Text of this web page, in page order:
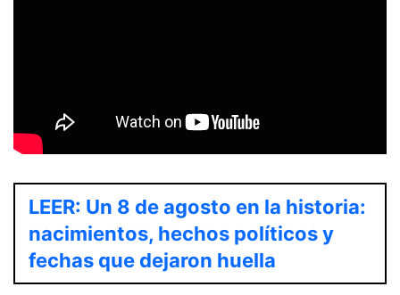
LEER: Un 8 de agosto en la historia:
nacimientos, hechos políticos y
fechas que dejaron huella